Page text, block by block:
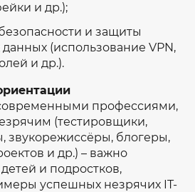
и др.);
и защиты
(использование VPN,
и др.).
профессиями,
(тестировщики,
звукорежиссёры, блогеры,
и др.) – важно
и подростков,
успешных незрячих IT-